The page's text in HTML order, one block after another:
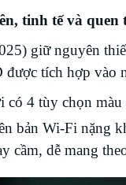
tinh tế và quen
giữ nguyên
tích hợp vào
có 4 tùy chọn màu
bản Wi-Fi nặng
cầm, dễ mang